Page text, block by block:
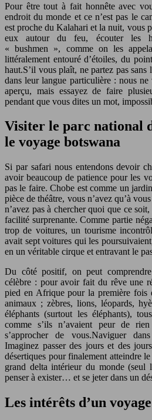
Pour être tout à fait honnête avec
endroit du monde et ce n’est pas le
est proche du Kalahari et la nuit, vous
eux autour du feu, écouter les
« bushmen », comme on les
littéralement entouré d’étoiles, du
haut.S’il vous plaît, ne partez pas
dans leur langue particulière : nous
aperçu, mais essayez de faire
pendant que vous dites un mot,
Visiter le parc national
le voyage botswana
Si par safari nous entendons devoir
avoir beaucoup de patience pour les
pas le faire. Chobe est comme un
pièce de théâtre, vous n’avez qu’à
n’avez pas à chercher quoi que ce
facilité surprenante. Comme partie
trop de voitures, un tourisme
avait sept voitures qui les
en un véritable cirque et entravant le
Du côté positif, on peut
célèbre : pour avoir fait du rêve une
pied en Afrique pour la première fois
animaux ; zèbres, lions, léopards,
éléphants (surtout les éléphants),
comme s’ils n’avaient peur de
s’approcher de vous.Naviguer
Imaginez passer des jours et des
désertiques pour finalement atteindre
grand delta intérieur du monde (seul
penser à exister… et se jeter dans un
Les intérêts d’un